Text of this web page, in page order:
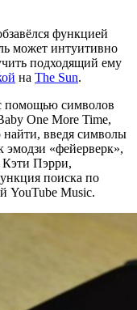
функцией
может интуитивно
подходящий ему
на The Sun.
помощью символов
One More Time,
введя символы
«фейерверк»,
Кэти Пэрри,
поиска по
YouTube Music.